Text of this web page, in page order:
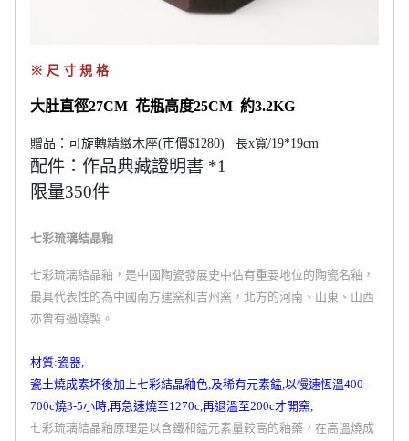
※ 尺 寸 規 格
大肚直徑27CM 花瓶高度25CM 約3.2KG
贈品：可旋轉精緻木座(市價$1280) 長x寬/19*19cm
配件：作品典藏證明書 *1
限量350件
七彩琉璃結晶釉
七彩琉璃結晶釉，是中國陶瓷發展史中佔有重要地位的陶瓷名釉，
最具代表性的為中國南方建窯和吉州窯，北方的河南、山東、山西
亦曾有過燒製。
材質:瓷器,
瓷土燒成素坏後加上七彩結晶釉色,及稀有元素錳,以慢速恆溫400-
700c燒3-5小時,再急速燒至1270c,再退溫至200c才開窯,
七彩琉璃結晶釉原理是以含鐵和錳元素量較高的釉藥，在高溫燒成